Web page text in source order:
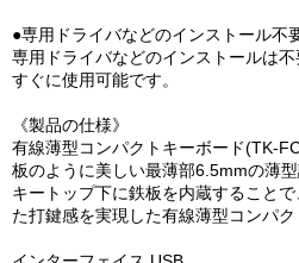
●専用ドライバなどのインストール不
専用ドライバなどのインストールは
すぐに使用可能です。
《製品の仕様》
有線薄型コンパクトキーボード(TK-
板のように美しい最薄部6.5mmの薄
キートップ下に鉄板を内蔵すること
た打鍵感を実現した有線薄型コンパク